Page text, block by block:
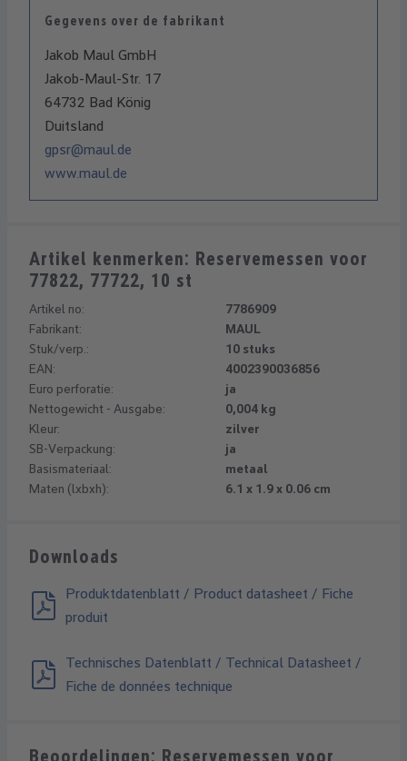
Gegevens over de fabrikant
Jakob Maul GmbH
Jakob-Maul-Str. 17
64732 Bad König
Duitsland
gpsr@maul.de
www.maul.de
Artikel kenmerken: Reservemessen voor
77822, 77722, 10 st
Artikel no:
7786909
Fabrikant:
MAUL
Stuk/verp.:
10 stuks
EAN:
4002390036856
Euro perforatie:
ja
Nettogewicht - Ausgabe:
0,004 kg
Kleur:
zilver
SB-Verpackung:
ja
Basismateriaal:
metaal
Maten (lxbxh):
6.1 x 1.9 x 0.06 cm
Downloads
Produktdatenblatt / Product datasheet / Fiche
produit
Technisches Datenblatt / Technical Datasheet /
Fiche de données technique
Beoordelingen: Reservemessen voor